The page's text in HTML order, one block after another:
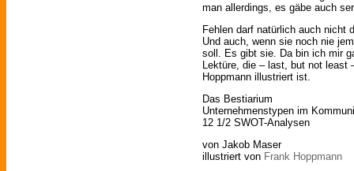
man allerdings, es gäbe auch
Fehlen darf natürlich auch nicht
Und auch, wenn sie noch nie
soll. Es gibt sie. Da bin ich mir
Lektüre, die – last, but not least
Hoppmann illustriert ist.
Das Bestiarium
Unternehmenstypen im
12 1/2 SWOT-Analysen
von Jakob Maser
illustriert von Frank Hoppmann